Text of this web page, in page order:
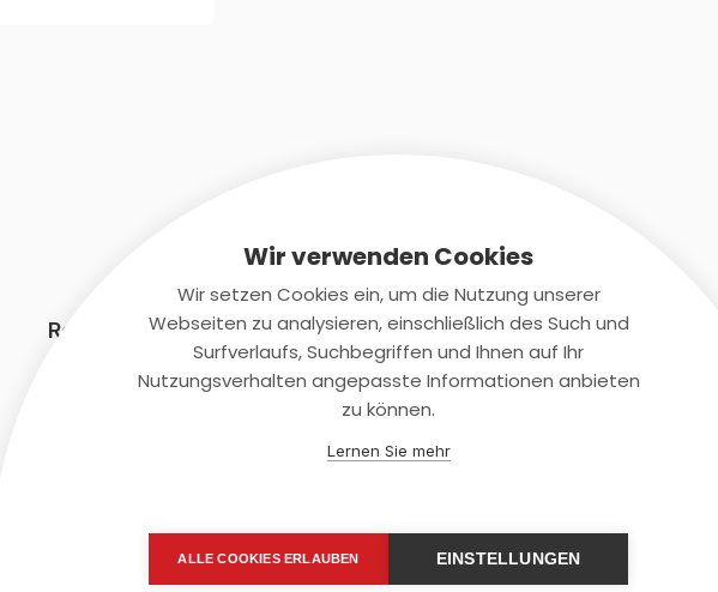
Rechtliches Kontaktiere uns
+(49)2131/708-4280
Wir verwenden Cookies
Wir setzen Cookies ein, um die Nutzung unserer
Webseiten zu analysieren, einschließlich des Such und
Surfverlaufs, Suchbegriffen und Ihnen auf Ihr
Nutzungsverhalten angepasste Informationen anbieten
zu können.
Lernen Sie mehr
ALLE COOKIES ERLAUBEN EINSTELLUNGEN